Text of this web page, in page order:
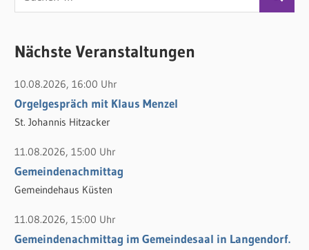
u
h
n
n
a
c
h
:
Nächste Veranstaltungen
10.08.2026, 16:00 Uhr
Orgelgespräch mit Klaus Menzel
St. Johannis Hitzacker
11.08.2026, 15:00 Uhr
Gemeindenachmittag
Gemeindehaus Küsten
11.08.2026, 15:00 Uhr
Gemeindenachmittag im Gemeindesaal in Langendorf.